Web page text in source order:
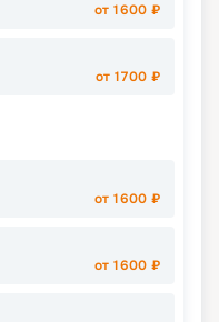
от1600 ₽
от1700 ₽
от1600 ₽
от1600 ₽